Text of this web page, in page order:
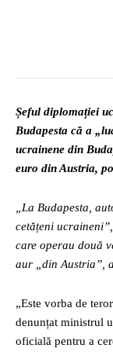
Șeful diplomației
Budapesta că a
ucrainene din
euro din Austria,
„La Budapesta,
cetățeni
care operau două
aur „din Austria”,
„Este vorba de
denunțat ministrul
oficială pentru a